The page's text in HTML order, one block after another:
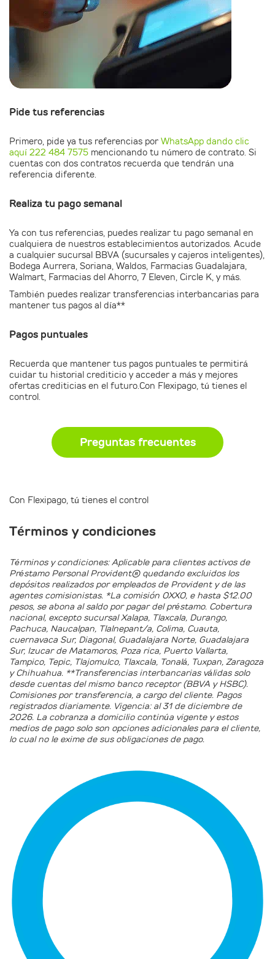
Pide tus referencias
Primero, pide ya tus referencias por WhatsApp dando clic
aquí 222 484 7575 mencionando tu número de contrato. Si
cuentas con dos contratos recuerda que tendrán una
referencia diferente.
Realiza tu pago semanal
Ya con tus referencias, puedes realizar tu pago semanal en
cualquiera de nuestros establecimientos autorizados. Acude
a cualquier sucursal BBVA (sucursales y cajeros inteligentes),
Bodega Aurrera, Soriana, Waldos, Farmacias Guadalajara,
Walmart, Farmacias del Ahorro, 7 Eleven, Circle K, y más.
También puedes realizar transferencias interbancarias para
mantener tus pagos al día**
Pagos puntuales
Recuerda que mantener tus pagos puntuales te permitirá
cuidar tu historial crediticio y acceder a más y mejores
ofertas crediticias en el futuro.Con Flexipago, tú tienes el
control.
Preguntas frecuentes
Con Flexipago, tú tienes el control
Términos y condiciones
Términos y condiciones: Aplicable para clientes activos de
Préstamo Personal Provident® quedando excluidos los
depósitos realizados por empleados de Provident y de las
agentes comisionistas. *La comisión OXXO, e hasta $12.00
pesos, se abona al saldo por pagar del préstamo. Cobertura
nacional, excepto sucursal Xalapa, Tlaxcala, Durango,
Pachuca, Naucalpan, Tlalnepant/a, Colima, Cuauta,
cuernavaca Sur, Diagonal, Guadalajara Norte, Guadalajara
Sur, Izucar de Matamoros, Poza rica, Puerto Vallarta,
Tampico, Tepic, Tlajomulco, Tlaxcala, Tonalá, Tuxpan, Zaragoza
y Chihuahua. **Transferencias interbancarias válidas solo
desde cuentas del mismo banco receptor (BBVA y HSBC).
Comisiones por transferencia, a cargo del cliente. Pagos
registrados diariamente. Vigencia: al 31 de diciembre de
2026. La cobranza a domicilio continúa vigente y estos
medios de pago solo son opciones adicionales para el cliente,
lo cual no le exime de sus obligaciones de pago.